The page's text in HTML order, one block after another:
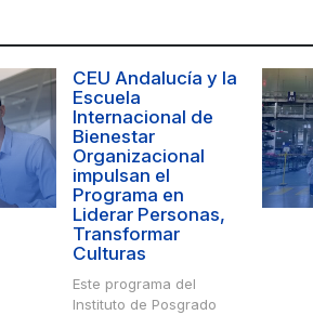
CEU Andalucía y la
Escuela
Internacional de
Bienestar
Organizacional
impulsan el
Programa en
Liderar Personas,
Transformar
Culturas
Este programa del
Instituto de Posgrado